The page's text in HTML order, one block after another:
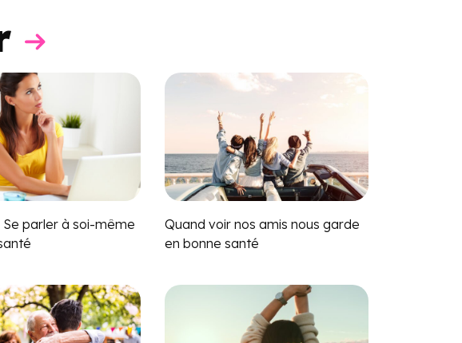
Se parler à soi-même
Quand voir nos amis nous garde
en bonne santé